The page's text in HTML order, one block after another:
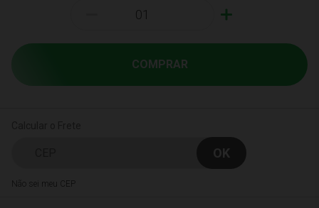
+
COMPRAR
Não sei meu CEP